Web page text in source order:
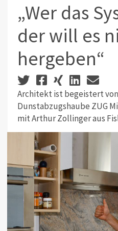
„Wer das
der will es
hergeben“
Architekt ist begeistert
Dunstabzugshaube ZUG
mit Arthur Zollinger aus